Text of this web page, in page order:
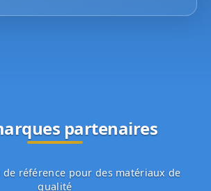
partenaires
de référence pour des matériaux de
qualité